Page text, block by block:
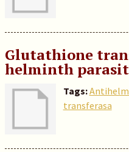
Glutathione
helminth
Tags:
transferasa